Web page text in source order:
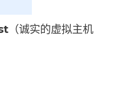
诚实的虚拟主机